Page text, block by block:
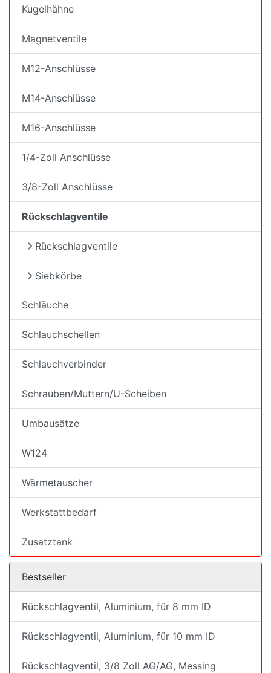
Kugelhähne
Magnetventile
M12-Anschlüsse
M14-Anschlüsse
M16-Anschlüsse
1/4-Zoll Anschlüsse
3/8-Zoll Anschlüsse
Rückschlagventile
Rückschlagventile
Siebkörbe
Schläuche
Schlauchschellen
Schlauchverbinder
Schrauben/Muttern/U-Scheiben
Umbausätze
W124
Wärmetauscher
Werkstattbedarf
Zusatztank
Bestseller
Rückschlagventil, Aluminium, für 8 mm ID
Rückschlagventil, Aluminium, für 10 mm ID
Rückschlagventil, 3/8 Zoll AG/AG, Messing